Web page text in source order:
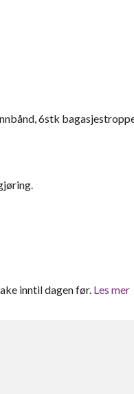
6stk
inntil dagen før. Les mer